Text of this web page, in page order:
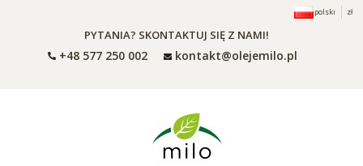
polski zł
PYTANIA? SKONTAKTUJ SIĘ Z NAMI!
+48 577 250 002 kontakt@olejemilo.pl